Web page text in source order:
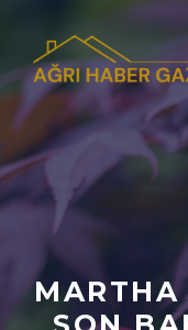
MARTHA